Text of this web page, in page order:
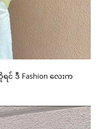
င် ဒီ Fashion လေးက